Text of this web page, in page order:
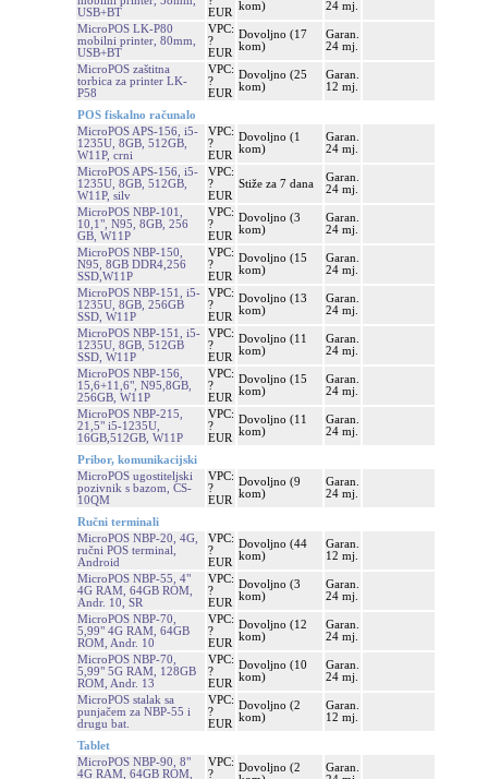
USB+BT
EUR
kom)
24 mj.
MicroPOS LK-P80
mobilni printer, 80mm,
USB+BT
VPC:
?
EUR
Dovoljno (17
kom)
Garan.
24 mj.
MicroPOS zaštitna
torbica za printer LK-
P58
VPC:
?
EUR
Dovoljno (25
kom)
Garan.
12 mj.
POS fiskalno računalo
MicroPOS APS-156, i5-
1235U, 8GB, 512GB,
W11P, crni
VPC:
?
EUR
Dovoljno (1
kom)
Garan.
24 mj.
MicroPOS APS-156, i5-
1235U, 8GB, 512GB,
W11P, silv
VPC:
?
EUR
Stiže za 7 dana
Garan.
24 mj.
MicroPOS NBP-101,
10,1", N95, 8GB, 256
GB, W11P
VPC:
?
EUR
Dovoljno (3
kom)
Garan.
24 mj.
MicroPOS NBP-150,
N95, 8GB DDR4,256
SSD,W11P
VPC:
?
EUR
Dovoljno (15
kom)
Garan.
24 mj.
MicroPOS NBP-151, i5-
1235U, 8GB, 256GB
SSD, W11P
VPC:
?
EUR
Dovoljno (13
kom)
Garan.
24 mj.
MicroPOS NBP-151, i5-
1235U, 8GB, 512GB
SSD, W11P
VPC:
?
EUR
Dovoljno (11
kom)
Garan.
24 mj.
MicroPOS NBP-156,
15,6+11,6", N95,8GB,
256GB, W11P
VPC:
?
EUR
Dovoljno (15
kom)
Garan.
24 mj.
MicroPOS NBP-215,
21,5" i5-1235U,
16GB,512GB, W11P
VPC:
?
EUR
Dovoljno (11
kom)
Garan.
24 mj.
Pribor, komunikacijski
MicroPOS ugostiteljski
pozivnik s bazom, CS-
10QM
VPC:
?
EUR
Dovoljno (9
kom)
Garan.
24 mj.
Ručni terminali
MicroPOS NBP-20, 4G,
ručni POS terminal,
Android
VPC:
?
EUR
Dovoljno (44
kom)
Garan.
12 mj.
MicroPOS NBP-55, 4"
4G RAM, 64GB ROM,
Andr. 10, SR
VPC:
?
EUR
Dovoljno (3
kom)
Garan.
24 mj.
MicroPOS NBP-70,
5,99" 4G RAM, 64GB
ROM, Andr. 10
VPC:
?
EUR
Dovoljno (12
kom)
Garan.
24 mj.
MicroPOS NBP-70,
5,99" 5G RAM, 128GB
ROM, Andr. 13
VPC:
?
EUR
Dovoljno (10
kom)
Garan.
24 mj.
MicroPOS stalak sa
punjačem za NBP-55 i
drugu bat.
VPC:
?
EUR
Dovoljno (2
kom)
Garan.
12 mj.
Tablet
MicroPOS NBP-90, 8"
4G RAM, 64GB ROM,
VPC:
?
Dovoljno (2
Garan.